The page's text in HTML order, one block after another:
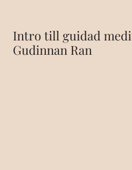
Intro till guidad
Gudinnan Ran